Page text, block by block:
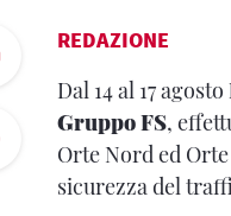
REDAZIONE
Dal 14 al 17 agosto
Gruppo FS,
Orte Nord ed
sicurezza del